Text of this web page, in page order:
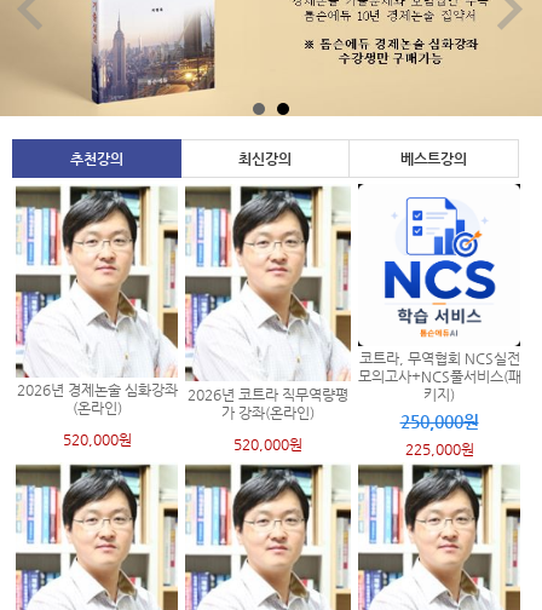
추천강의 최신강의 베스트강의
2026년 경제논술 심화강좌
(온라인)
520,000원
2026년 코트라 직무역량평
가 강좌(온라인)
520,000원
코트라, 무역협회 NCS실전
모의고사+NCS풀서비스(패
키지)
250,000원
225,000원